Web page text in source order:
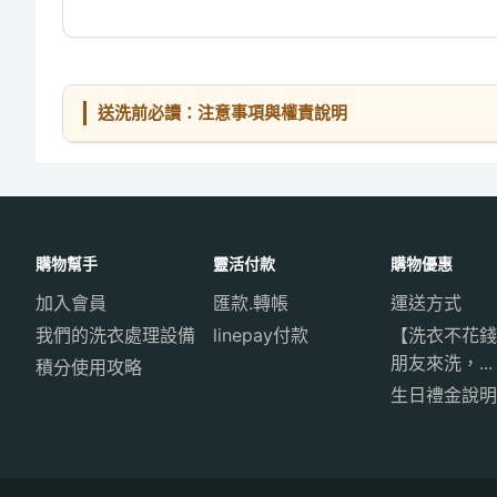
送洗前必讀：注意事項與權責說明
購物幫手
加入會員
我們的洗衣處理設備
積分使用攻略
靈活付款
匯款.轉帳
linepay付款
購物優惠
運送方式
【洗衣不花
朋友來洗，...
生日禮金說明